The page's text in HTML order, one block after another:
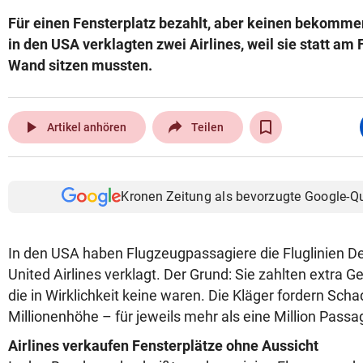
Für einen Fensterplatz bezahlt, aber keinen
in den USA verklagten zwei Airlines, weil sie statt am
Wand sitzen mussten.
play_arrow Artikel anhören Teilen
Kronen Zeitung als bevorzugte Google-
In den USA haben Flugzeugpassagiere die Fluglinien
United Airlines verklagt. Der Grund: Sie zahlten extra
die in Wirklichkeit keine waren. Die Kläger fordern
Millionenhöhe – für jeweils mehr als eine Million
Airlines verkaufen Fensterplätze ohne Aussicht